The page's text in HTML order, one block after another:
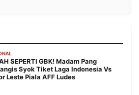
SEPERTI GBK! Madam Pang
Syok Tiket Laga Indonesia Vs
Leste Piala AFF Ludes